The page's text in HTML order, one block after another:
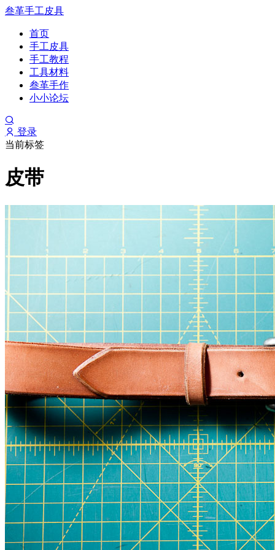
叁革手工皮具
首页
手工皮具
手工教程
工具材料
叁革手作
小小论坛
登录
当前标签
皮带